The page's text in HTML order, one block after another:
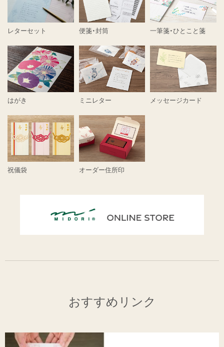
レターセット 便箋・封筒 一筆箋・ひとこと箋
はがき ミニレター メッセージカード
祝儀袋 オーダー住所印
おすすめリンク